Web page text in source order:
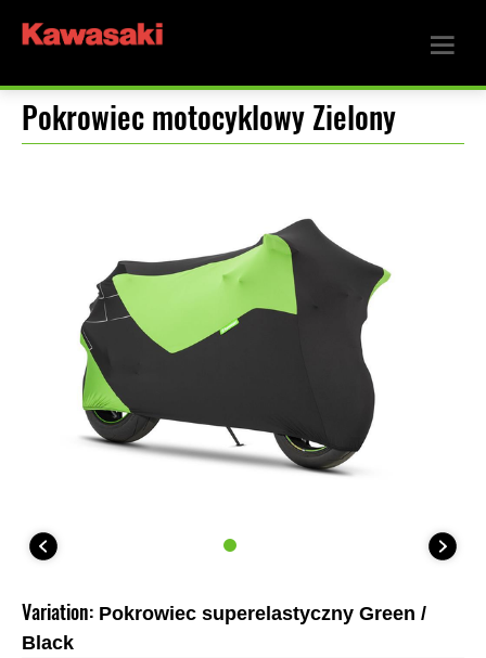
Pokrowiec motocyklowy Zielony
Variation: Pokrowiec superelastyczny Green /
Black